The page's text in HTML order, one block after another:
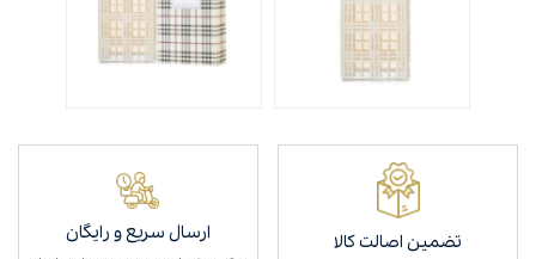
تضمین اصالت کالا ارسال سریع و رایگان